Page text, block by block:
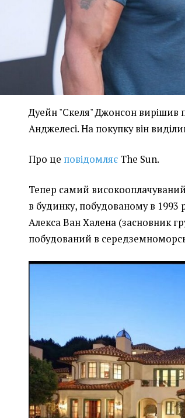
Дуейн "Скеля" Джонсон вирішив
Анджелесі. На покупку він
Про це повідомляє The Sun.
Тепер самий високооплачуваний
в будинку, побудованому в 1993
Алекса Ван Халена (засновник
побудований в